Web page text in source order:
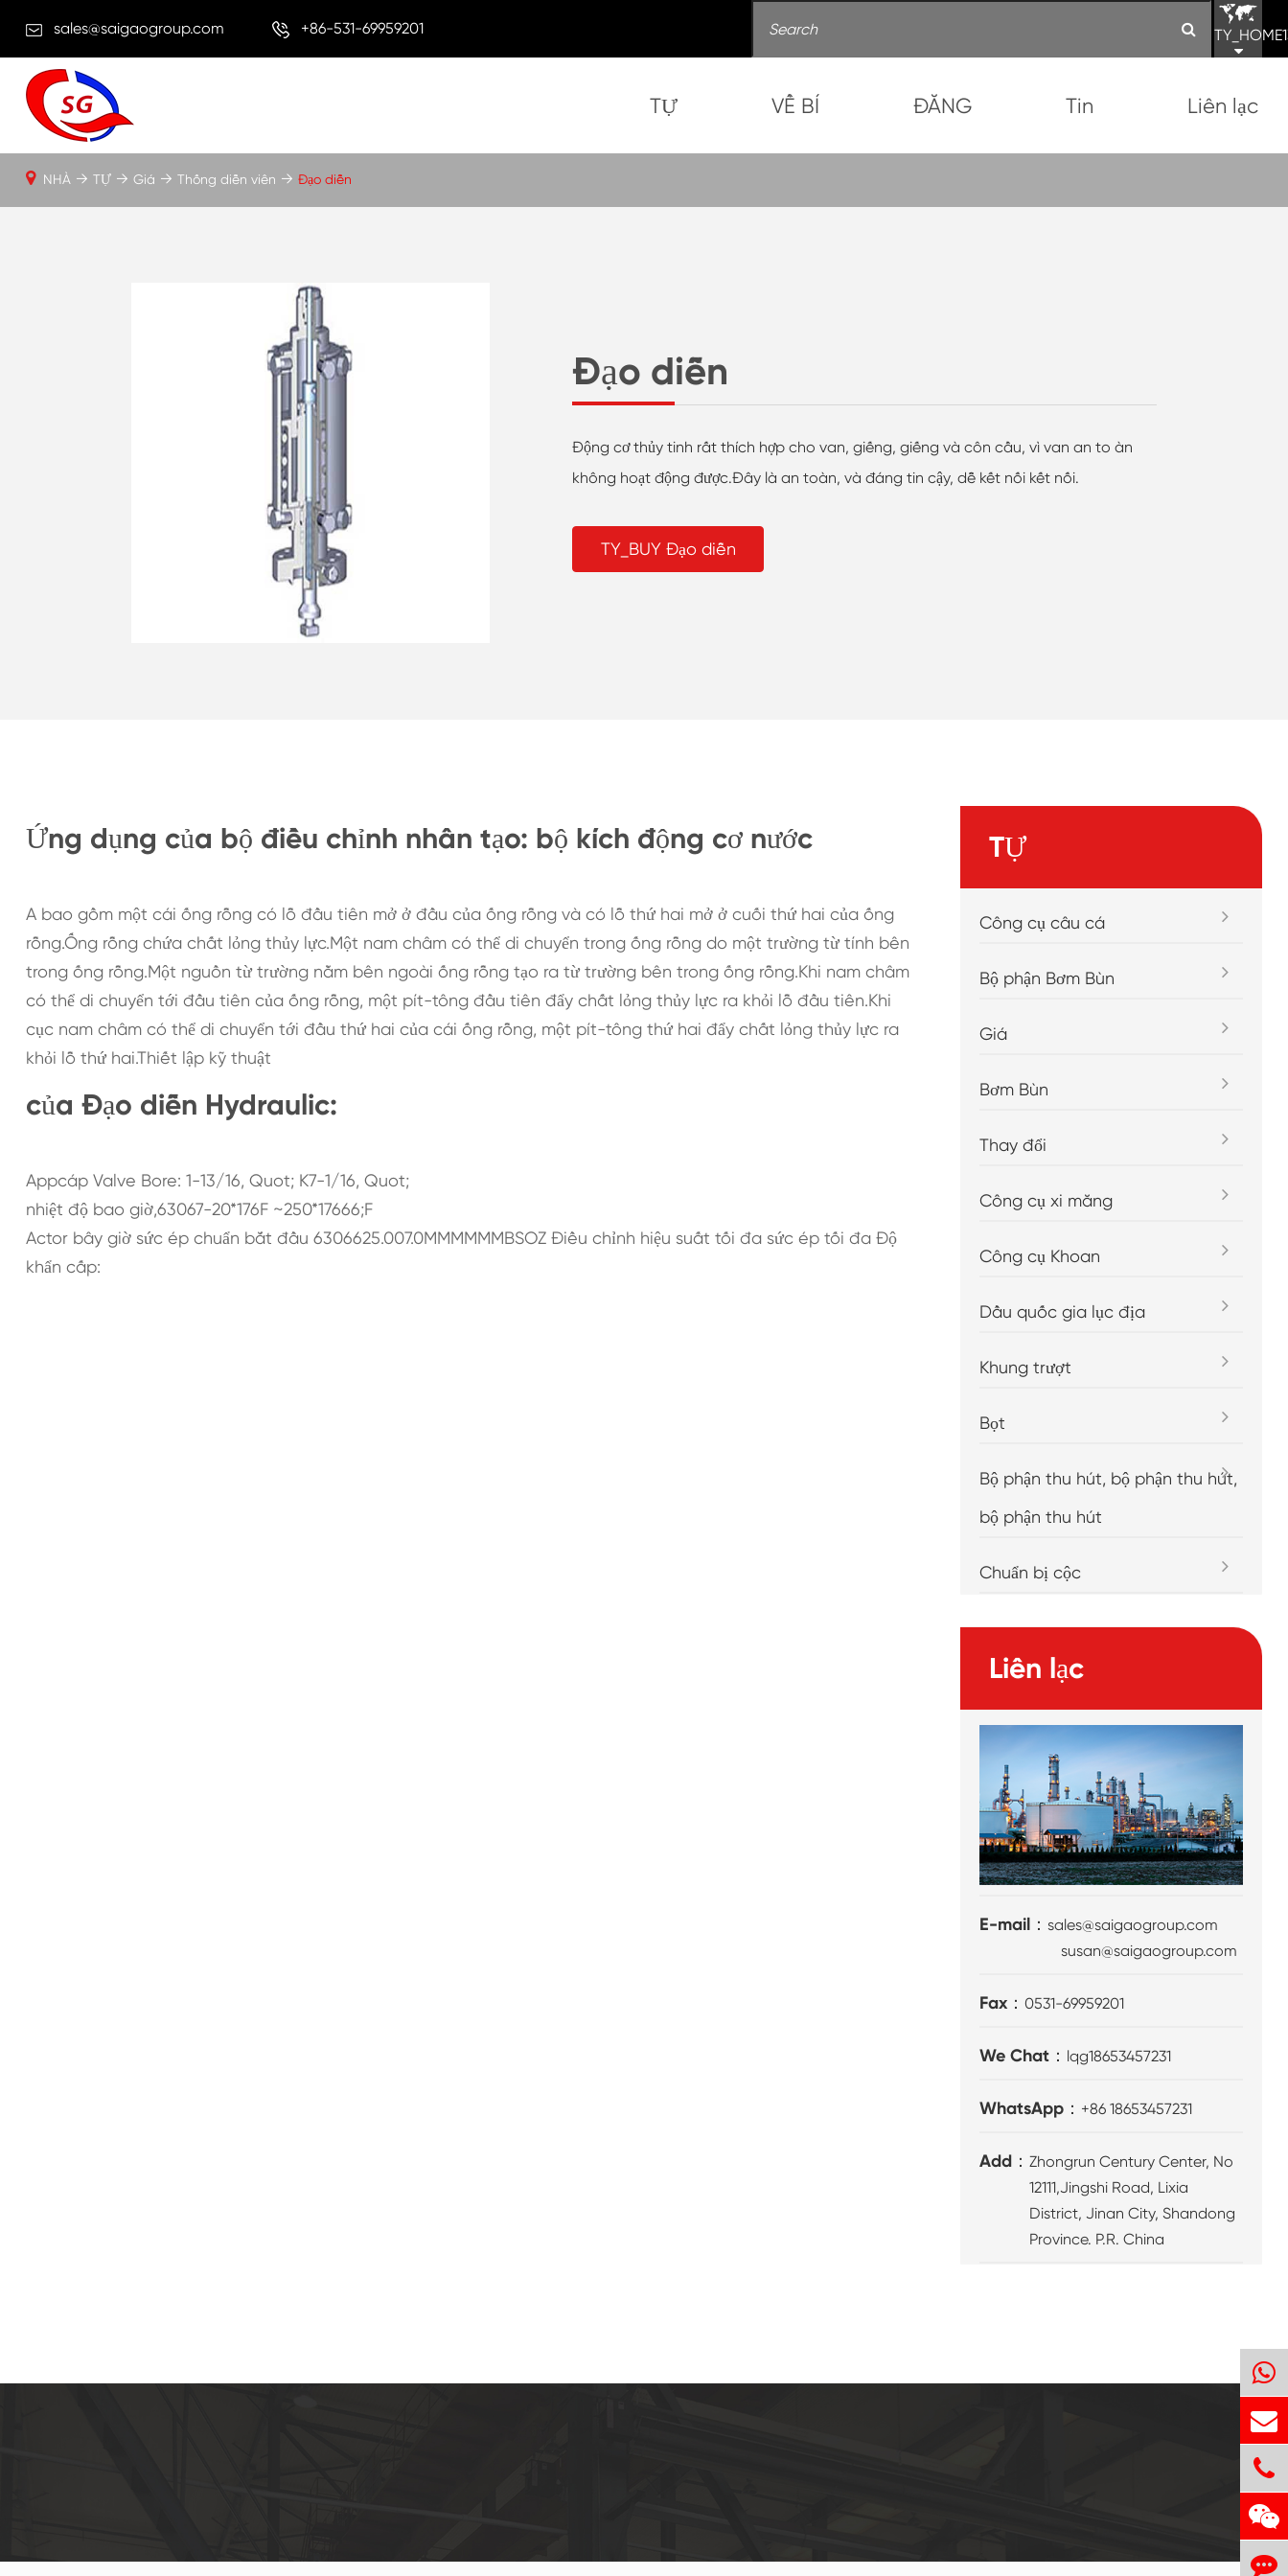
sales@saigaogroup.com +86-531-69959201
TỰ VỀ BÍ ĐĂNG Tin Liên lạc
Đạo diễn
Động cơ thủy tinh rất thích hợp cho van, giếng, giếng và côn cầu, vì van an to àn
không hoạt động được.Đây là an toàn, và đáng tin cậy, dễ kết nối kết nối.
TY_BUY Đạo diễn
NHÀ TỰ Giá Thống diễn viên Đạo diễn
Ứng dụng của bộ điều chỉnh nhân tạo: bộ kích động cơ nước
A bao gồm một cái ống rỗng có lỗ đầu tiên mở ở đầu của ống rỗng và có lỗ thứ hai mở ở cuối thứ hai của ống
rỗng.Ống rỗng chứa chất lỏng thủy lực.Một nam châm có thể di chuyển trong ống rỗng do một trường từ tính bên
trong ống rỗng.Một nguồn từ trường nằm bên ngoài ống rỗng tạo ra từ trường bên trong ống rỗng.Khi nam châm
có thể di chuyển tới đầu tiên của ống rỗng, một pít-tông đầu tiên đẩy chất lỏng thủy lực ra khỏi lỗ đầu tiên.Khi
cục nam châm có thể di chuyển tới đầu thứ hai của cái ống rỗng, một pít-tông thứ hai đẩy chất lỏng thủy lực ra
khỏi lỗ thứ hai.Thiết lập kỹ thuật
của Đạo diễn Hydraulic:
Appcáp Valve Bore: 1-13/16, Quot; K7-1/16, Quot;
nhiệt độ bao giờ,63067-20*176F ~250*17666;F
Actor bây giờ sức ép chuẩn bắt đầu 6306625.007.0MMMMMMBSOZ Điều chỉnh hiệu suất tối đa sức ép tối đa Độ
khẩn cấp:
TỰ
Công cụ câu cá
Bộ phận Bơm Bùn
Giá
Bơm Bùn
Thay đổi
Công cụ xi măng
Công cụ Khoan
Dầu quốc gia lục địa
Khung trượt
Bọt
Bộ phận thu hút, bộ phận thu hút,
bộ phận thu hút
Chuẩn bị cộc
Liên lạc
E-mail：sales@saigaogroup.com
susan@saigaogroup.com
Fax：0531-69959201
We Chat： lqg18653457231
WhatsApp： +86 18653457231
Add：Zhongrun Century Center, No
12111,Jingshi Road, Lixia
District, Jinan City, Shandong
Province. P.R. China